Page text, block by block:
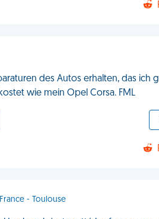
des Autos erhalten, das ich
wie mein Opel Corsa. FML
- Toulouse